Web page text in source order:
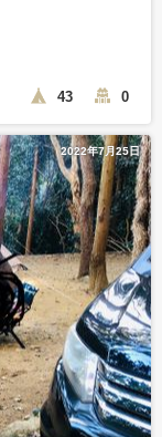
43 0
2022年7月25日